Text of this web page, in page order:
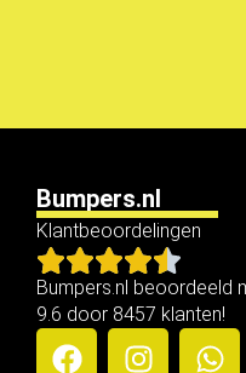
Bumpers.nl
Klantbeoordelingen
Bumpers.nl beoordeeld
9.6 door 8457 klanten!